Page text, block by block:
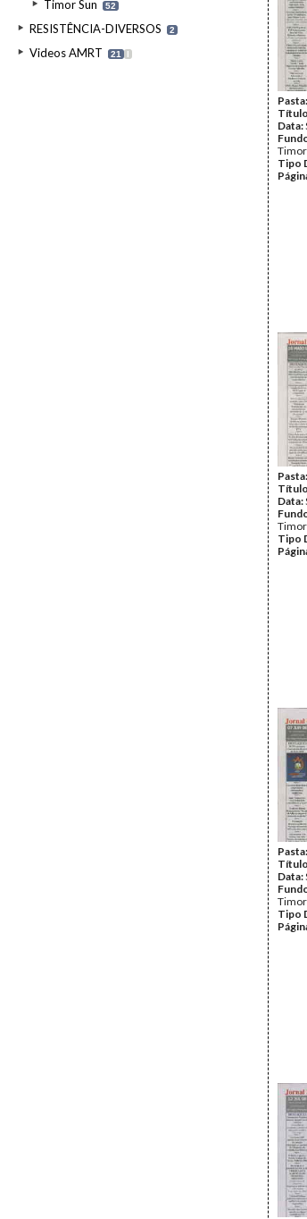
Timor Sun 52
RESISTÊNCIA-DIVERSOS 2
Videos AMRT 21 I
Pasta:
Data:
Tipo
Pasta:
Data:
Tipo
Pasta:
Data:
Tipo